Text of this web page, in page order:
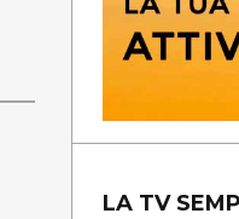
LA TV